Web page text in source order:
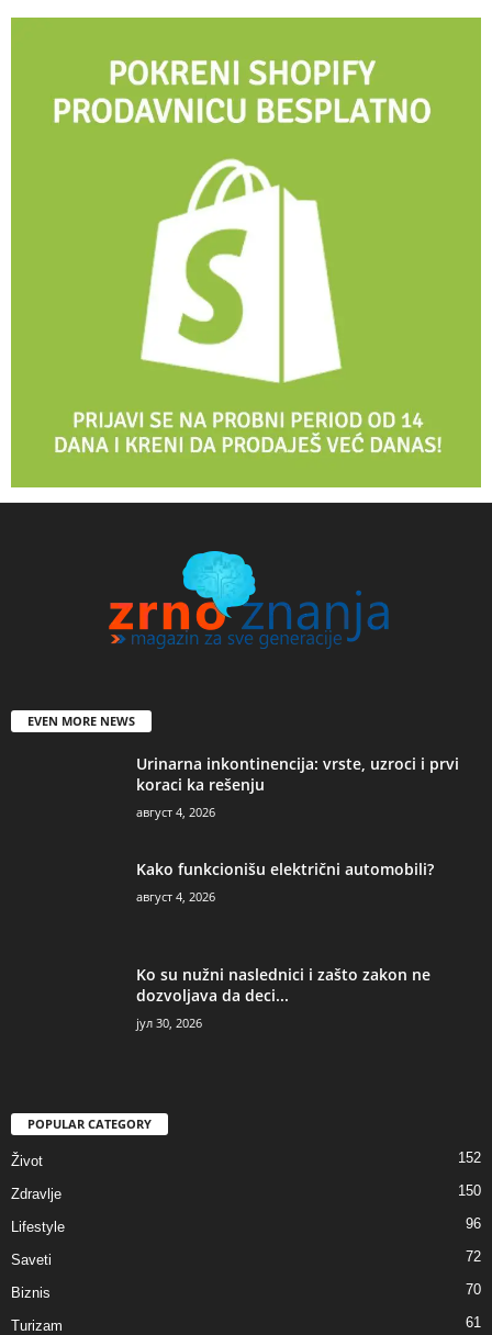
EVEN MORE NEWS
Urinarna inkontinencija: vrste, uzroci i prvi
koraci ka rešenju
август 4, 2026
Kako funkcionišu električni automobili?
август 4, 2026
Ko su nužni naslednici i zašto zakon ne
dozvoljava da deci...
јул 30, 2026
POPULAR CATEGORY
Život 152
Zdravlje 150
Lifestyle 96
Saveti 72
Biznis 70
Turizam 61